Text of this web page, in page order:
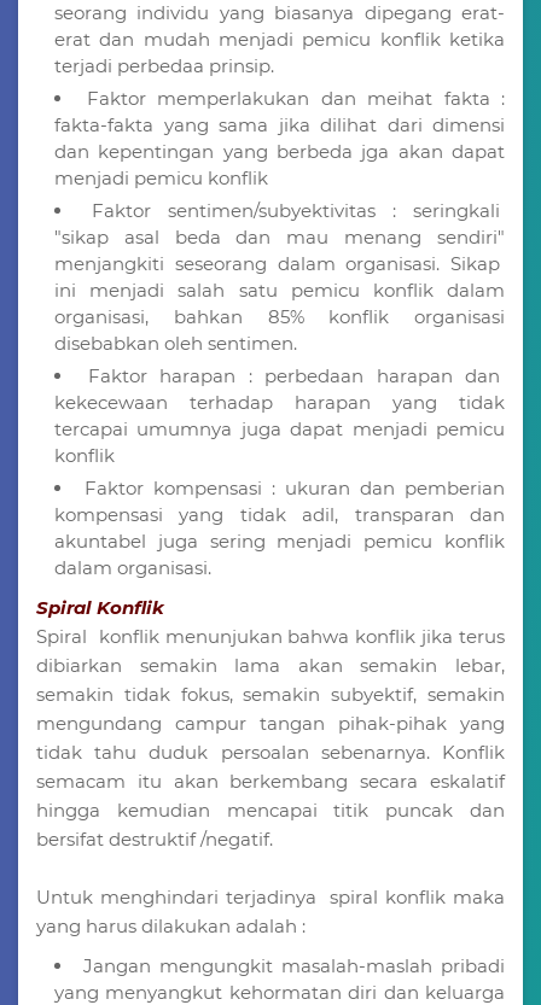
seorang individu yang biasanya dipegang erat-
erat dan mudah menjadi pemicu konflik ketika
terjadi perbedaa prinsip.
Faktor memperlakukan dan meihat fakta :
fakta-fakta yang sama jika dilihat dari dimensi
dan kepentingan yang berbeda jga akan dapat
menjadi pemicu konflik
Faktor sentimen/subyektivitas : seringkali
"sikap asal beda dan mau menang sendiri"
menjangkiti seseorang dalam organisasi. Sikap
ini menjadi salah satu pemicu konflik dalam
organisasi, bahkan 85% konflik organisasi
disebabkan oleh sentimen.
Faktor harapan : perbedaan harapan dan
kekecewaan terhadap harapan yang tidak
tercapai umumnya juga dapat menjadi pemicu
konflik
Faktor kompensasi : ukuran dan pemberian
kompensasi yang tidak adil, transparan dan
akuntabel juga sering menjadi pemicu konflik
dalam organisasi.
Spiral Konflik
Spiral konflik menunjukan bahwa konflik jika terus
dibiarkan semakin lama akan semakin lebar,
semakin tidak fokus, semakin subyektif, semakin
mengundang campur tangan pihak-pihak yang
tidak tahu duduk persoalan sebenarnya. Konflik
semacam itu akan berkembang secara eskalatif
hingga kemudian mencapai titik puncak dan
bersifat destruktif /negatif.
Untuk menghindari terjadinya spiral konflik maka
yang harus dilakukan adalah :
Jangan mengungkit masalah-maslah pribadi
yang menyangkut kehormatan diri dan keluarga